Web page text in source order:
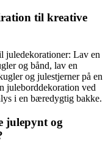
til kreative
juledekorationer: Lav en
og bånd, lav en
og julestjerner på en
juleborddekoration ved
i en bæredygtig bakke.
julepynt og